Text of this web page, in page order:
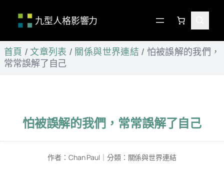
跳
至
主
九型人格影響力
首頁 / 文章列表 / 關係與世界連結 / 怕被誤解的我們，
常常誤解了自己
怕被誤解的我們，常常誤解了自己
作者： Chan Paul ｜ 分類： 關係與世界連結